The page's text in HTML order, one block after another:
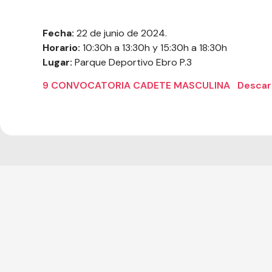
Fecha: 22 de junio de 2024.
Horario: 10:30h a 13:30h y 15:30h a 18:30h
Lugar: Parque Deportivo Ebro P.3
9 CONVOCATORIA CADETE MASCULINA